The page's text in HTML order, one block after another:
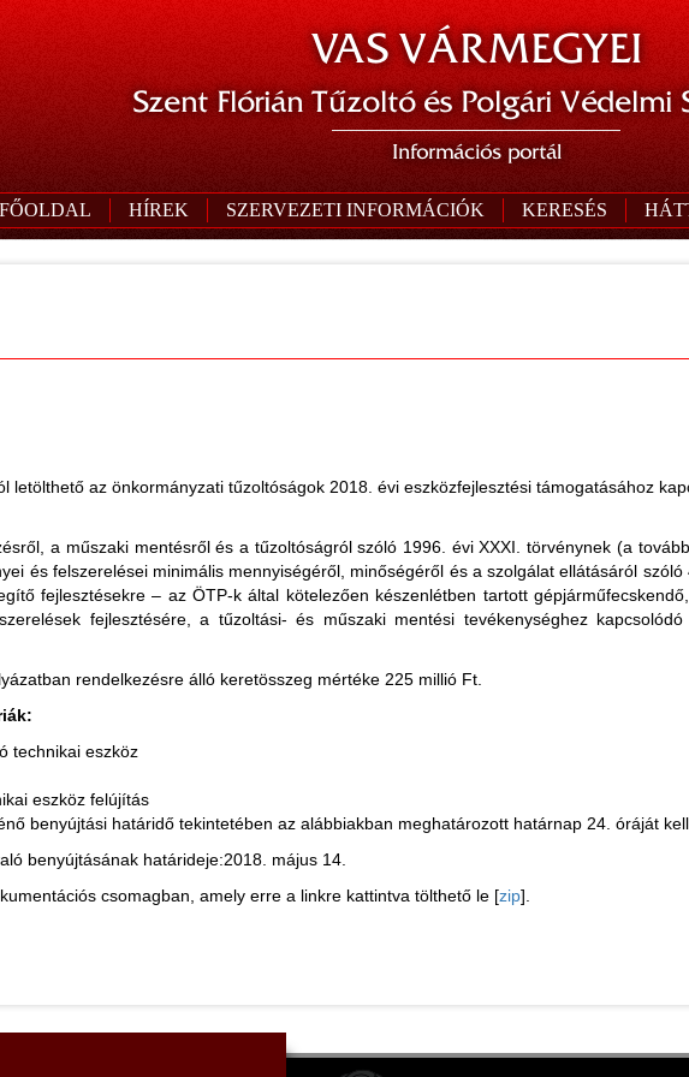
VAS VÁRMEGYEI
Szent Flórián Tűzoltó és Polgári Védelmi
Információs portál
FŐOLDAL HÍREK SZERVEZETI INFORMÁCIÓK KERESÉS
letölthető az önkormányzati tűzoltóságok 2018. évi eszközfejlesztési támogatásához
a műszaki mentésről és a tűzoltóságról szóló 1996. évi XXXI. törvénynek (a
és felszerelései minimális mennyiségéről, minőségéről és a szolgálat ellátásáról
fejlesztésekre – az ÖTP-k által kötelezően készenlétben tartott
fejlesztésére, a tűzoltási- és műszaki mentési tevékenységhez
rendelkezésre álló keretösszeg mértéke 225 millió Ft.
technikai eszköz
eszköz felújítás
benyújtási határidő tekintetében az alábbiakban meghatározott határnap 24. óráját
benyújtásának határideje:2018. május 14.
csomagban, amely erre a linkre kattintva tölthető le [zip].